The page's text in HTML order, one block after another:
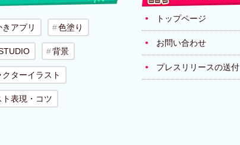
アプリ 色塗り
背景
ターイラスト
ト表現・コツ
トップページ
お問い合わせ
プレスリリースの送付